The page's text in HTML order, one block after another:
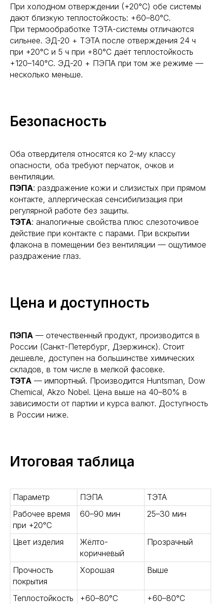
При холодном отверждении (+20°С) обе системы
дают близкую теплостойкость: +60–80°С.
При термообработке ТЭТА-системы отличаются
сильнее. ЭД-20 + ТЭТА после отверждения 24 ч
при +20°С и 5 ч при +80°С даёт теплостойкость
+120–140°С. ЭД-20 + ПЭПА при том же режиме —
несколько меньше.
Безопасность
Оба отвердителя относятся ко 2-му классу
опасности, оба требуют перчаток, очков и
вентиляции.
ПЭПА: раздражение кожи и слизистых при прямом
контакте, аллергическая сенсибилизация при
регулярной работе без защиты.
ТЭТА: аналогичные свойства плюс слезоточивое
действие при контакте с парами. При вскрытии
флакона в помещении без вентиляции — ощутимое
раздражение глаз.
Цена и доступность
ПЭПА — отечественный продукт, производится в
России (Санкт-Петербург, Дзержинск). Стоит
дешевле, доступен на большинстве химических
складов, в том числе в мелкой фасовке.
ТЭТА — импортный. Производится Huntsman, Dow
Chemical, Akzo Nobel. Цена выше на 40–80% в
зависимости от партии и курса валют. Доступность
в России ниже.
Итоговая таблица
Параметр ПЭПА
ТЭТА
Рабочее время
при +20°С
60–90 мин 25–30 мин
Цвет изделия
Жёлто-
коричневый
Прозрачный
Прочность
покрытия
Хорошая Выше
Теплостойкость +60–80°С
+60–80°С